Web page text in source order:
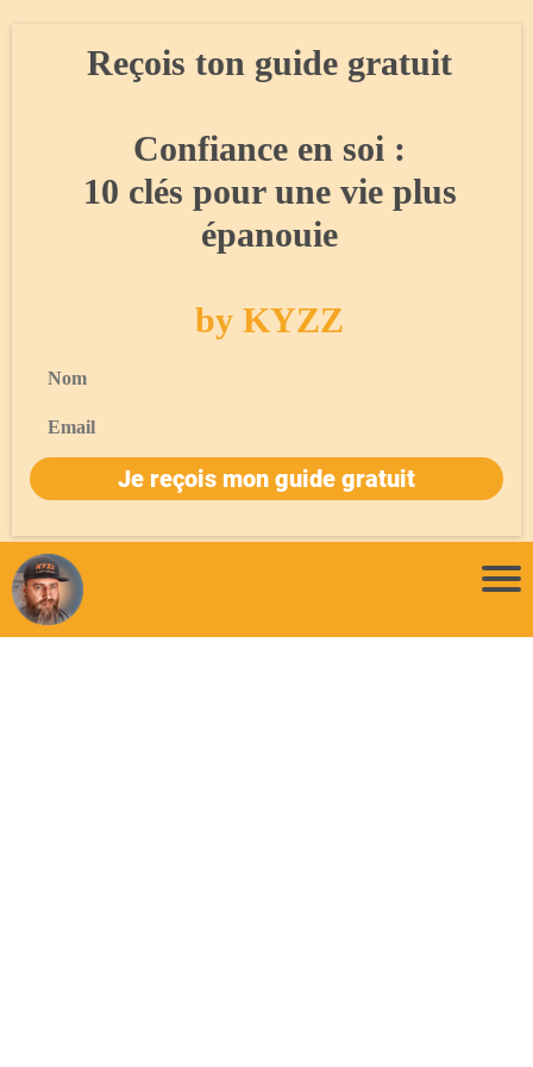
Reçois ton guide gratuit
Confiance en soi :
10 clés pour une vie plus
épanouie
by KYZZ
Nom
Email
Je reçois mon guide gratuit